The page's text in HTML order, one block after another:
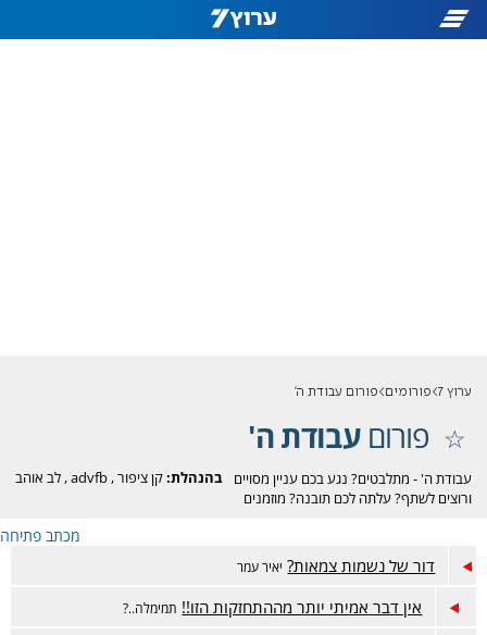
ערוץ 7 פורומים פורום עבודת ה'
פורוםעבודת ה'
בהנהלת:קן ציפור,
advfb
,לב אוהב
עבודת ה' - מתלבטים? נגע בכם עניין מסויים
ורוצים לשתף? עלתה לכם תובנה? מוזמנים
מכתב פתיחה
דור של נשמות צמאות? יאיר עמר
אין דבר אמיתי יותר מההתחזקות הזו!! תמימלה..?